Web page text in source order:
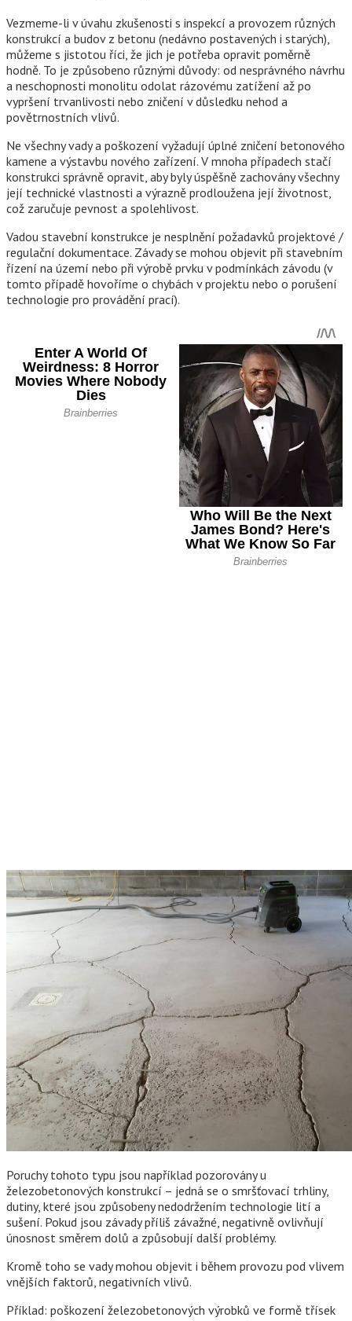
Vezmeme-li v úvahu zkušenosti s inspekcí a provozem různých
konstrukcí a budov z betonu (nedávno postavených i starých),
můžeme s jistotou říci, že jich je potřeba opravit poměrně
hodně. To je způsobeno různými důvody: od nesprávného návrhu
a neschopnosti monolitu odolat rázovému zatížení až po
vypršení trvanlivosti nebo zničení v důsledku nehod a
povětrnostních vlivů.
Ne všechny vady a poškození vyžadují úplné zničení betonového
kamene a výstavbu nového zařízení. V mnoha případech stačí
konstrukci správně opravit, aby byly úspěšně zachovány všechny
její technické vlastnosti a výrazně prodloužena její životnost,
což zaručuje pevnost a spolehlivost.
Vadou stavební konstrukce je nesplnění požadavků projektové /
regulační dokumentace. Závady se mohou objevit při stavebním
řízení na území nebo při výrobě prvku v podmínkách závodu (v
tomto případě hovoříme o chybách v projektu nebo o porušení
technologie pro provádění prací).
Poruchy tohoto typu jsou například pozorovány u
železobetonových konstrukcí – jedná se o smršťovací trhliny,
dutiny, které jsou způsobeny nedodržením technologie lití a
sušení. Pokud jsou závady příliš závažné, negativně ovlivňují
únosnost směrem dolů a způsobují další problémy.
Kromě toho se vady mohou objevit i během provozu pod vlivem
vnějších faktorů, negativních vlivů.
Příklad: poškození železobetonových výrobků ve formě třísek